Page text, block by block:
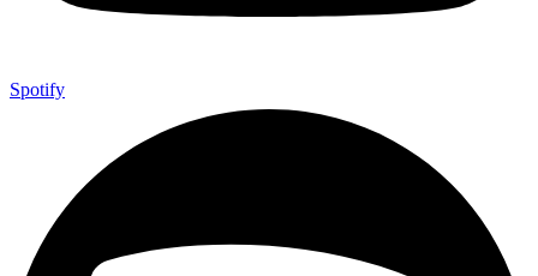
Spotify